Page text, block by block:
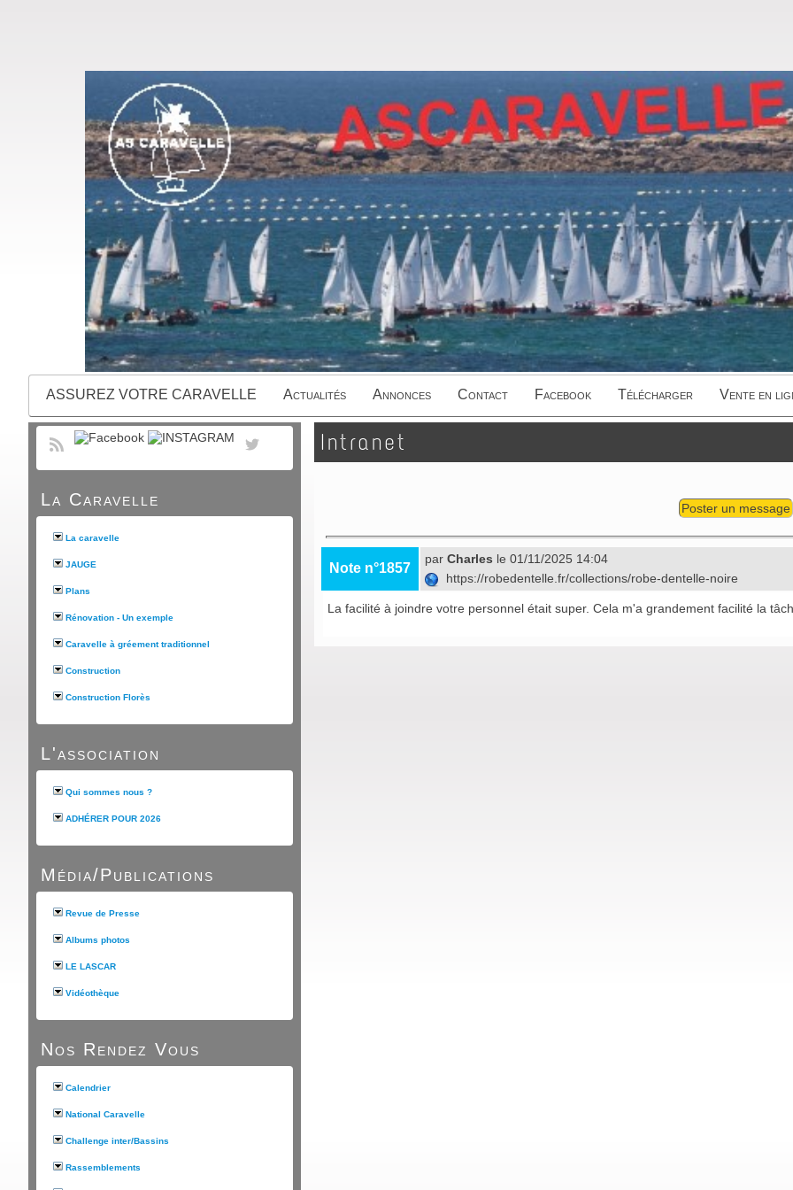
ASSUREZ VOTRE CARAVELLE Actualités Annonces Contact Facebook Télécharger Vente en
La Caravelle
La caravelle
JAUGE
Plans
Rénovation - Un exemple
Caravelle à gréement traditionnel
Construction
Construction Florès
L'association
Qui sommes nous ?
ADHÉRER POUR 2026
Média/Publications
Revue de Presse
Albums photos
LE LASCAR
Vidéothèque
Nos Rendez Vous
Calendrier
National Caravelle
Challenge inter/Bassins
Rassemblements
Intranet
Poster un message
Note n°1857
par Charles le 01/11/2025 14:04
https://robedentelle.fr/collections/robe-dentelle-noire
La facilité à joindre votre personnel était super. Cela m'a grandement facilité la